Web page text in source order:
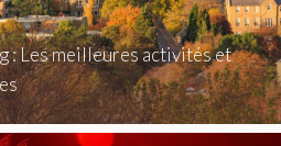
: Les meilleures activités et